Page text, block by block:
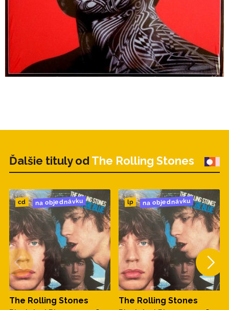
Ďalšie tituly od The Rolling Stones
cd na objednávku
The Rolling Stones
lp na objednávku
The Rolling Stones